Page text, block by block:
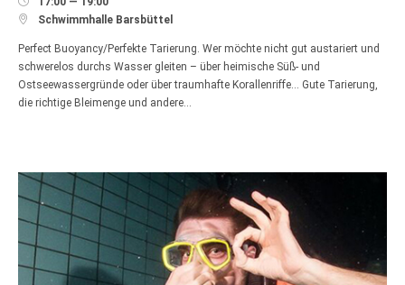
 Schwimmhalle Barsbüttel
Perfect Buoyancy/Perfekte Tarierung. Wer möchte nicht gut austariert und
schwerelos durchs Wasser gleiten – über heimische Süß- und
Ostseewassergründe oder über traumhafte Korallenriffe… Gute Tarierung,
die richtige Bleimenge und andere…